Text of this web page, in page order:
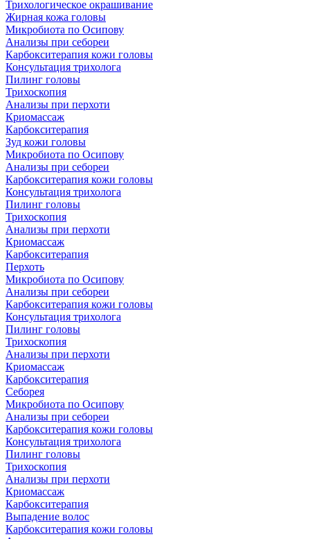
Трихологическое окрашивание
Жирная кожа головы
Микробиота по Осипову
Анализы при себореи
Карбокситерапия кожи головы
Консультация трихолога
Пилинг головы
Трихоскопия
Анализы при перхоти
Криомассаж
Карбокситерапия
Зуд кожи головы
Микробиота по Осипову
Анализы при себореи
Карбокситерапия кожи головы
Консультация трихолога
Пилинг головы
Трихоскопия
Анализы при перхоти
Криомассаж
Карбокситерапия
Перхоть
Микробиота по Осипову
Анализы при себореи
Карбокситерапия кожи головы
Консультация трихолога
Пилинг головы
Трихоскопия
Анализы при перхоти
Криомассаж
Карбокситерапия
Себорея
Микробиота по Осипову
Анализы при себореи
Карбокситерапия кожи головы
Консультация трихолога
Пилинг головы
Трихоскопия
Анализы при перхоти
Криомассаж
Карбокситерапия
Выпадение волос
Карбокситерапия кожи головы